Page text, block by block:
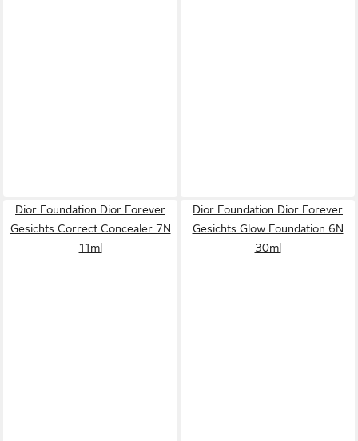
Dior Foundation Dior Forever
Gesichts Correct Concealer 7N
11ml
Dior Foundation Dior Forever
Gesichts Glow Foundation 6N
30ml